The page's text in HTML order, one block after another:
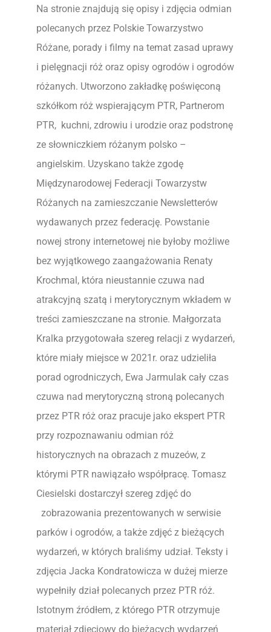
Na stronie znajdują się opisy i zdjęcia odmian
polecanych przez Polskie Towarzystwo
Różane, porady i filmy na temat zasad uprawy
i pielęgnacji róż oraz opisy ogrodów i ogrodów
różanych. Utworzono zakładkę poświęconą
szkółkom róż wspierającym PTR, Partnerom
PTR, kuchni, zdrowiu i urodzie oraz podstronę
ze słowniczkiem różanym polsko –
angielskim. Uzyskano także zgodę
Międzynarodowej Federacji Towarzystw
Różanych na zamieszczanie Newsletterów
wydawanych przez federację. Powstanie
nowej strony internetowej nie byłoby możliwe
bez wyjątkowego zaangażowania Renaty
Krochmal, która nieustannie czuwa nad
atrakcyjną szatą i merytorycznym wkładem w
treści zamieszczane na stronie. Małgorzata
Kralka przygotowała szereg relacji z wydarzeń,
które miały miejsce w 2021r. oraz udzieliła
porad ogrodniczych, Ewa Jarmulak cały czas
czuwa nad merytoryczną stroną polecanych
przez PTR róż oraz pracuje jako ekspert PTR
przy rozpoznawaniu odmian róż
historycznych na obrazach z muzeów, z
którymi PTR nawiązało współpracę. Tomasz
Ciesielski dostarczył szereg zdjęć do
zobrazowania prezentowanych w serwisie
parków i ogrodów, a także zdjęć z bieżących
wydarzeń, w których braliśmy udział. Teksty i
zdjęcia Jacka Kondratowicza w dużej mierze
wypełniły dział polecanych przez PTR róż.
Istotnym źródłem, z którego PTR otrzymuje
materiał zdjęciowy do bieżących wydarzeń